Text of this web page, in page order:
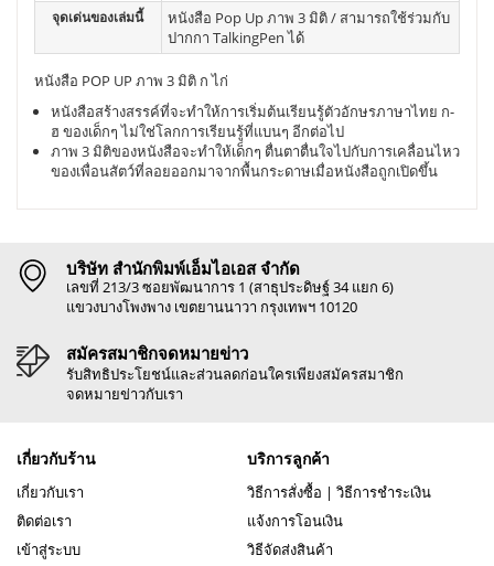
จุดเด่นของเล่มนี้
หนังสือ Pop Up ภาพ 3 มิติ / สามารถใช้ร่วมกับ
ปากกา TalkingPen ได้
หนังสือ POP UP ภาพ 3 มิติ ก ไก่
หนังสือสร้างสรรค์ที่จะทำให้การเริ่มต้นเรียนรู้ตัวอักษรภาษาไทย ก-
ฮ ของเด็กๆ ไม่ใช่โลกการเรียนรู้ที่แบนๆ อีกต่อไป
ภาพ 3 มิติของหนังสือจะทำให้เด็กๆ ตื่นตาตื่นใจไปกับการเคลื่อนไหว
ของเพื่อนสัตว์ที่ลอยออกมาจากพื้นกระดาษเมื่อหนังสือถูกเปิดขึ้น
บริษัท สำนักพิมพ์เอ็มไอเอส จำกัด
เลขที่ 213/3 ซอยพัฒนาการ 1 (สาธุประดิษฐ์ 34 แยก 6)
แขวงบางโพงพาง เขตยานนาวา กรุงเทพฯ 10120
สมัครสมาชิกจดหมายข่าว
รับสิทธิประโยชน์และส่วนลดก่อนใครเพียงสมัครสมาชิก
จดหมายข่าวกับเรา
เกี่ยวกับร้าน
เกี่ยวกับเรา
ติดต่อเรา
เข้าสู่ระบบ
บริการลูกค้า
วิธีการสั่งซื้อ | วิธีการชำระเงิน
แจ้งการโอนเงิน
วิธีจัดส่งสินค้า